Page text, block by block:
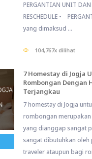
PERGANTIAN UNIT DAN
RESCHEDULE •
yang dimaksud ...
104,767x dilihat
7 Homestay di Jogja
Rombongan Dengan
Terjangkau
7 homestay di Jogja
rombongan
yang dianggap sangat
sangat dibutuhkan oleh
traveler ataupun bagi